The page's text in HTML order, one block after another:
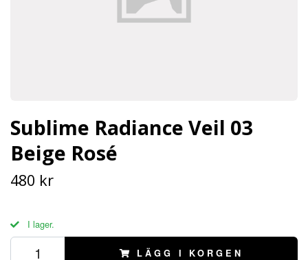
Sublime Radiance Veil 03
Beige Rosé
480 kr
I lager.
LÄGG I KORGEN